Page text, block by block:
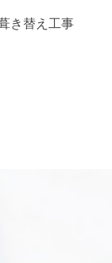
き替え工事